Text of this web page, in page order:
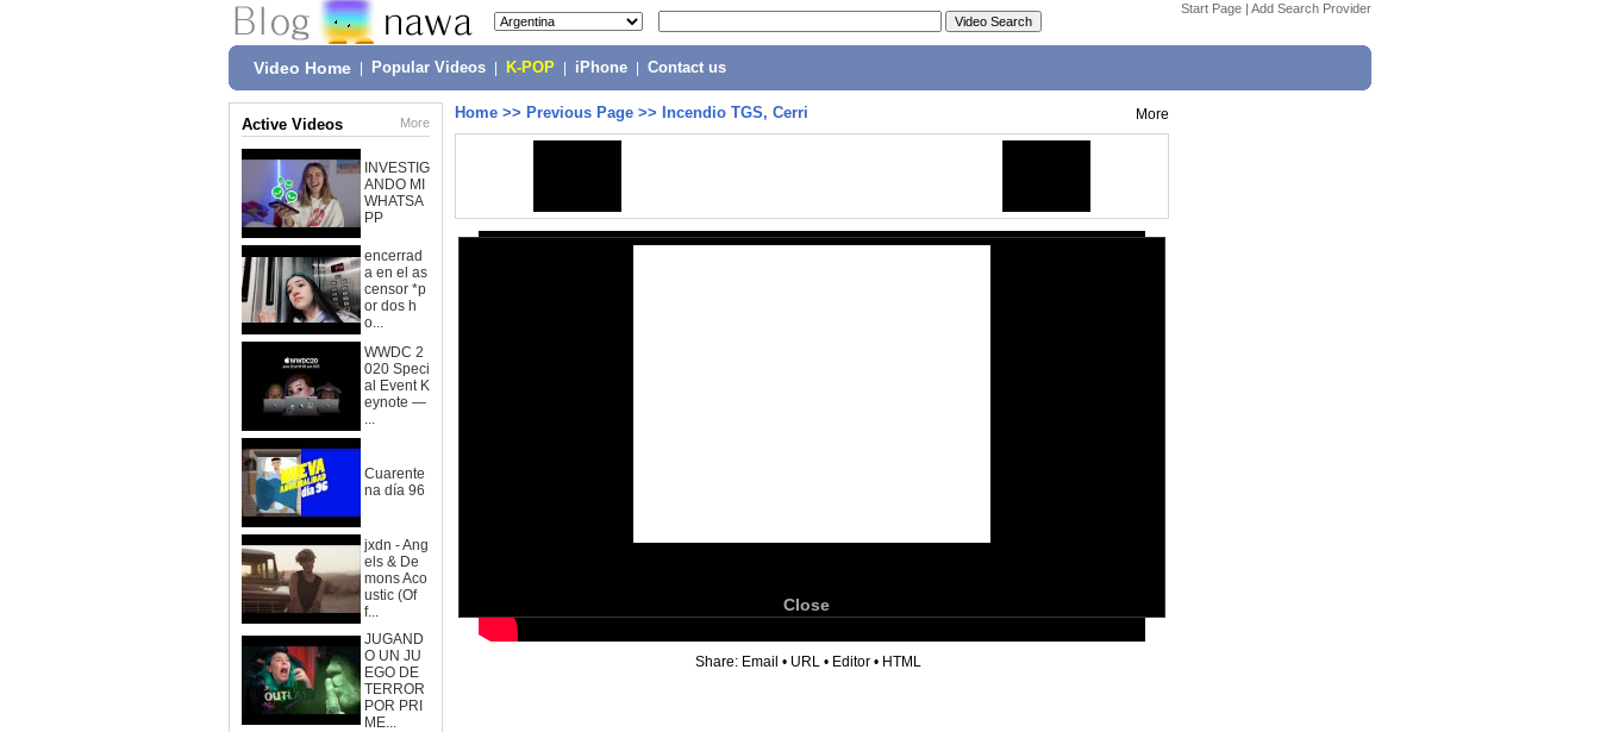
Start Page | Add Search Provider
Video Home Popular Videos K-POP iPhone Contact us
Active Videos More
INVESTIG
ANDO MI
WHATSA
PP
encerrad
a en el as
censor *p
or dos h
o...
WWDC 2
020 Speci
al Event K
eynote —
...
Cuarente
na día 96
jxdn - Ang
els & De
mons Aco
ustic (Of
f...
JUGAND
O UN JU
EGO DE
TERROR
POR PRI
ME...
Home >> Previous Page >> Incendio TGS, Cerri More
Close
Share: Email • URL • Editor • HTML